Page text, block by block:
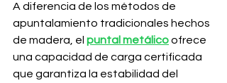
A diferencia de los métodos de
apuntalamiento tradicionales hechos
de madera, el puntal metálico ofrece
una capacidad de carga certificada
que garantiza la estabilidad del